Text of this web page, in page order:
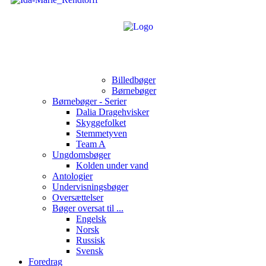
Billedbøger
Børnebøger
Børnebøger - Serier
Dalia Dragehvisker
Skyggefolket
Stemmetyven
Team A
Ungdomsbøger
Kolden under vand
Antologier
Undervisningsbøger
Oversættelser
Bøger oversat til ...
Engelsk
Norsk
Russisk
Svensk
Foredrag